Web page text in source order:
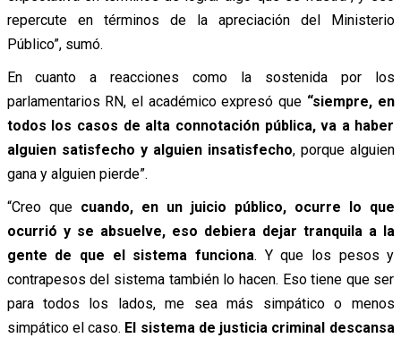
repercute en términos de la apreciación del Ministerio
Público”, sumó.
En cuanto a reacciones como la sostenida por los
parlamentarios RN, el académico expresó que “siempre, en
todos los casos de alta connotación pública, va a haber
alguien satisfecho y alguien insatisfecho, porque alguien
gana y alguien pierde”.
“Creo que cuando, en un juicio público, ocurre lo que
ocurrió y se absuelve, eso debiera dejar tranquila a la
gente de que el sistema funciona. Y que los pesos y
contrapesos del sistema también lo hacen. Eso tiene que ser
para todos los lados, me sea más simpático o menos
simpático el caso. El sistema de justicia criminal descansa